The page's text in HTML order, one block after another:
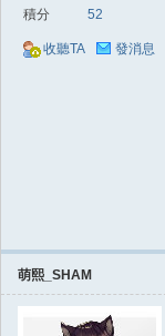
積分 52
收聽TA 發消息
萌熙_SHAM